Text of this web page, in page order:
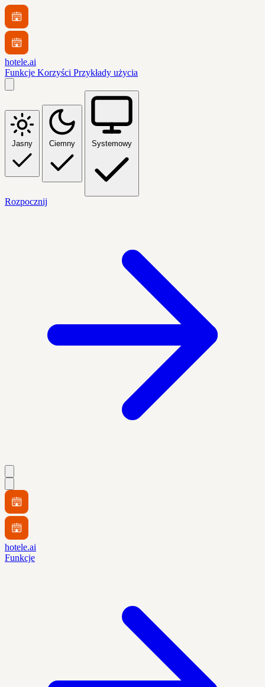
hotele.ai
Funkcje Korzyści Przykłady użycia
Jasny Ciemny Systemowy
Rozpocznij
hotele.ai
Funkcje